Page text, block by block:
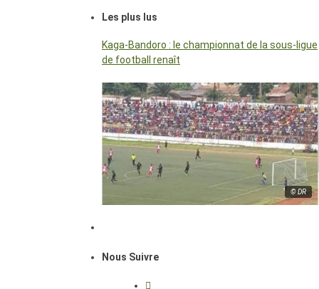
Les plus lus
Kaga-Bandoro : le championnat de la sous-ligue
de football renaît
© DR
Nous Suivre